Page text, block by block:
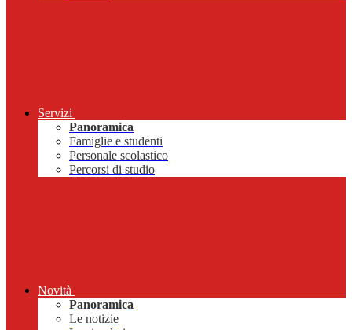
Servizi
Panoramica
Famiglie e studenti
Personale scolastico
Percorsi di studio
Novità
Panoramica
Le notizie